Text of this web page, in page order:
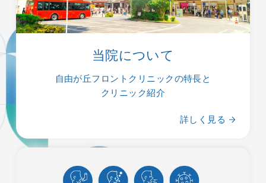
当院について
自由が丘フロントクリニックの特長と
クリニック紹介
詳しく見る